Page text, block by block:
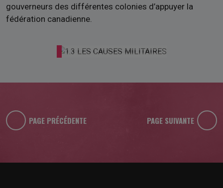
gouverneurs des différentes colonies d’appuyer la
fédération canadienne.
PAGE PRÉCÉDENTE PAGE SUIVANTE